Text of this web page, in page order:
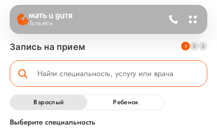
Тольятти
Запись на прием 1 2 3
Взрослый Ребенок
Выберите специальность